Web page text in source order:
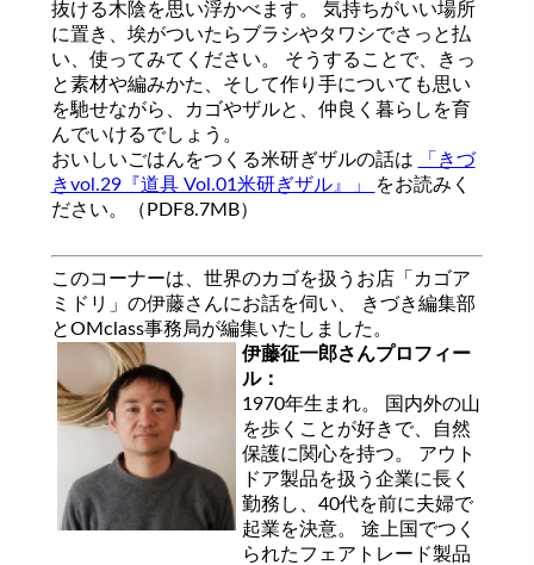
抜ける木陰を思い浮かべます。 気持ちがいい場所
に置き、埃がついたらブラシやタワシでさっと払
い、使ってみてください。 そうすることで、きっ
と素材や編みかた、そして作り手についても思い
を馳せながら、カゴやザルと、仲良く暮らしを育
んでいけるでしょう。
おいしいごはんをつくる米研ぎザルの話は
「きづ
きvol.29『道具 Vol.01米研ぎザル』」
をお読みく
ださい。（PDF8.7MB）
このコーナーは、世界のカゴを扱うお店「カゴア
ミドリ」の伊藤さんにお話を伺い、 きづき編集部
とOMclass事務局が編集いたしました。
伊藤征一郎さんプロフィー
ル：
1970年生まれ。 国内外の山
を歩くことが好きで、自然
保護に関心を持つ。 アウト
ドア製品を扱う企業に長く
勤務し、40代を前に夫婦で
起業を決意。 途上国でつく
られたフェアトレード製品